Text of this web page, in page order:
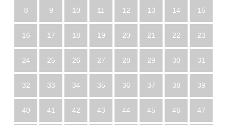
8 9 10 11 12 13 14 15
16 17 18 19 20 21 22 23
24 25 26 27 28 29 30 31
32 33 34 35 36 37 38 39
40 41 42 43 44 45 46 47